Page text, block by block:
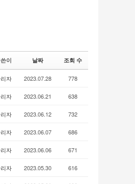
이 날짜 조회 수
자 2023.07.28 778
자 2023.06.21 638
자 2023.06.12 732
자 2023.06.07 686
자 2023.06.06 671
자 2023.05.30 616